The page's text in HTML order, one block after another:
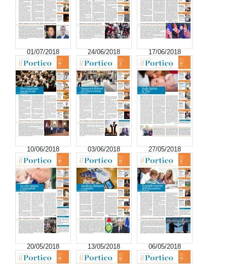
01/07/2018 24/06/2018 17/06/2018
10/06/2018 03/06/2018 27/05/2018
20/05/2018 13/05/2018 06/05/2018